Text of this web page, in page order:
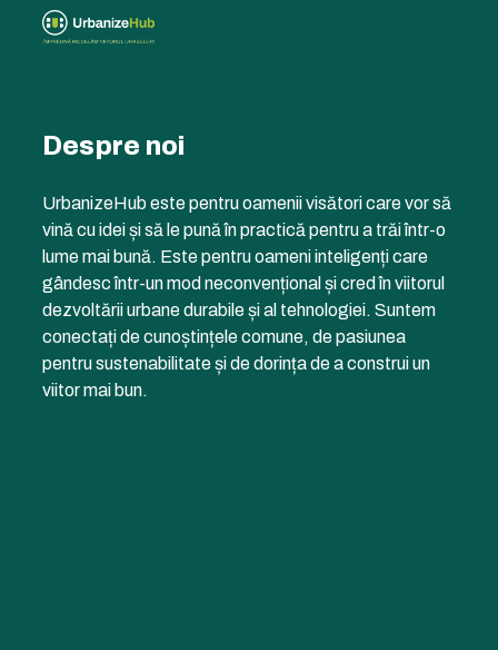
Despre noi
UrbanizeHub este pentru oamenii visători care vor să
vină cu idei și să le pună în practică pentru a trăi într-o
lume mai bună. Este pentru oameni inteligenți care
gândesc într-un mod neconvențional și cred în viitorul
dezvoltării urbane durabile și al tehnologiei. Suntem
conectați de cunoștințele comune, de pasiunea
pentru sustenabilitate și de dorința de a construi un
viitor mai bun.